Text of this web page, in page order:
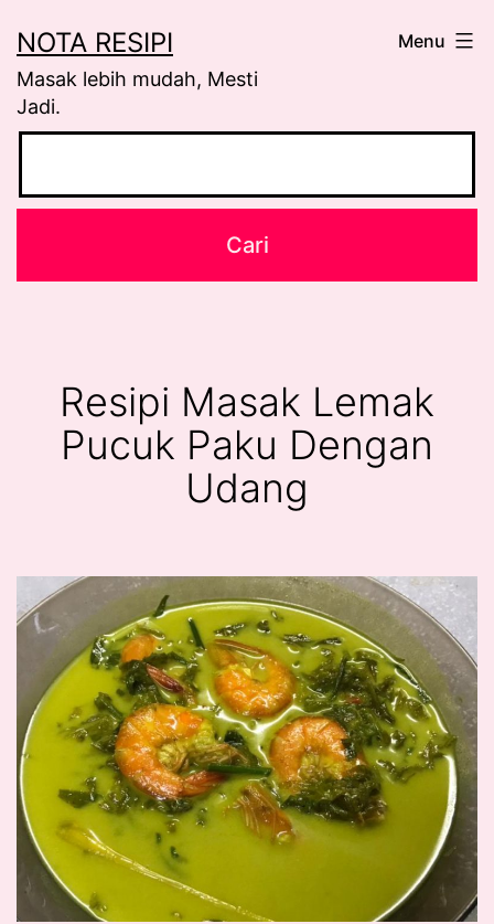
to
content
NOTA RESIPI
Masak lebih mudah, Mesti
Jadi.
Menu
Resipi Masak Lemak
Pucuk Paku Dengan
Udang